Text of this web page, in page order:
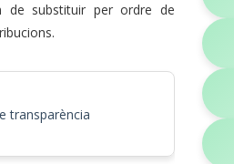
de substituir per ordre de
transparència